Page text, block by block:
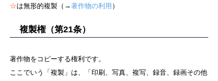
☆は無形的複製（→著作物の利用）
複製権（第21条）
著作物をコピーする権利です。
ここでいう「複製」は、「印刷、写真、複写、録音、録画その他